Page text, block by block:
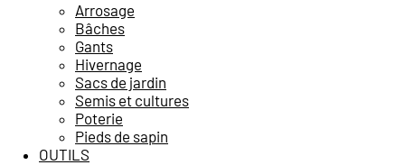
Arrosage
Bâches
Gants
Hivernage
Sacs de jardin
Semis et cultures
Poterie
Pieds de sapin
OUTILS